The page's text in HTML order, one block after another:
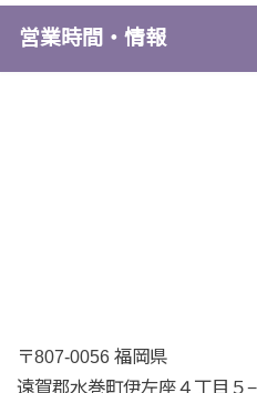
営業時間・情報
〒807-0056 福岡県
遠賀郡水巻町伊左座４丁目５−